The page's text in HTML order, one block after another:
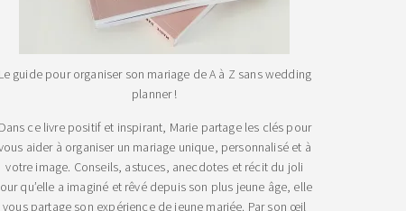
Le guide pour organiser son mariage de A à Z sans wedding
planner !
Dans ce livre positif et inspirant, Marie partage les clés pour
aider à organiser un mariage unique, personnalisé et à
votre image. Conseils, astuces, anecdotes et récit du joli
qu’elle a imaginé et rêvé depuis son plus jeune âge, elle
vous partage son expérience de jeune mariée. Par son œil